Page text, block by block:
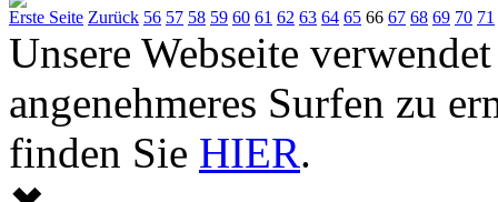
Erste Seite Zurück 56 57 58 59 60 61 62 63 64 65 66 67 68 69 70 71
Unsere Webseite
angenehmeres Surfen zu
finden Sie HIER.